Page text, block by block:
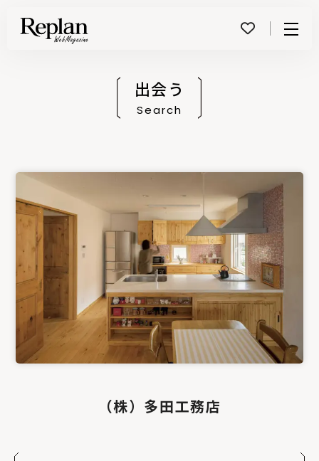
出会う
Search
（株）多田工務店